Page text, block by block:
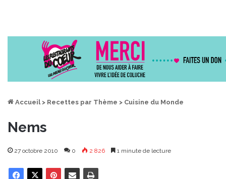
Accueil > Recettes par Thème > Cuisine du Monde
Nems
27 octobre 2010 0 2 826 1 minute de lecture